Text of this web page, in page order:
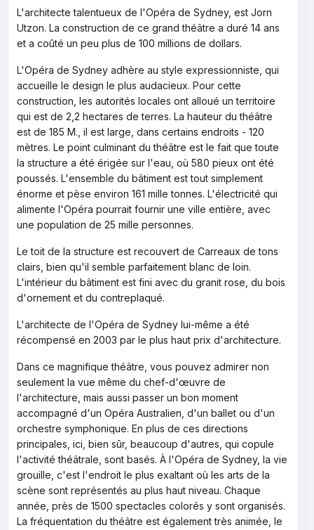
L'architecte talentueux de l'Opéra de Sydney, est Jorn
Utzon. La construction de ce grand théâtre a duré 14 ans
et a coûté un peu plus de 100 millions de dollars.
L'Opéra de Sydney adhère au style expressionniste, qui
accueille le design le plus audacieux. Pour cette
construction, les autorités locales ont alloué un territoire
qui est de 2,2 hectares de terres. La hauteur du théâtre
est de 185 M., il est large, dans certains endroits - 120
mètres. Le point culminant du théâtre est le fait que toute
la structure a été érigée sur l'eau, où 580 pieux ont été
poussés. L'ensemble du bâtiment est tout simplement
énorme et pèse environ 161 mille tonnes. L'électricité qui
alimente l'Opéra pourrait fournir une ville entière, avec
une population de 25 mille personnes.
Le toit de la structure est recouvert de Carreaux de tons
clairs, bien qu'il semble parfaitement blanc de loin.
L'intérieur du bâtiment est fini avec du granit rose, du bois
d'ornement et du contreplaqué.
L'architecte de l'Opéra de Sydney lui-même a été
récompensé en 2003 par le plus haut prix d'architecture.
Dans ce magnifique théâtre, vous pouvez admirer non
seulement la vue même du chef-d'œuvre de
l'architecture, mais aussi passer un bon moment
accompagné d'un Opéra Australien, d'un ballet ou d'un
orchestre symphonique. En plus de ces directions
principales, ici, bien sûr, beaucoup d'autres, qui copule
l'activité théâtrale, sont basés. À l'Opéra de Sydney, la vie
grouille, c'est l'endroit le plus exaltant où les arts de la
scène sont représentés au plus haut niveau. Chaque
année, près de 1500 spectacles colorés y sont organisés.
La fréquentation du théâtre est également très animée, le